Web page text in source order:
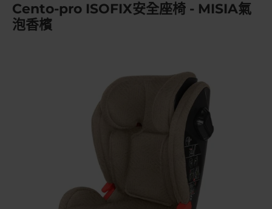
Cento-pro ISOFIX安全座椅 - MISIA氣
泡香檳